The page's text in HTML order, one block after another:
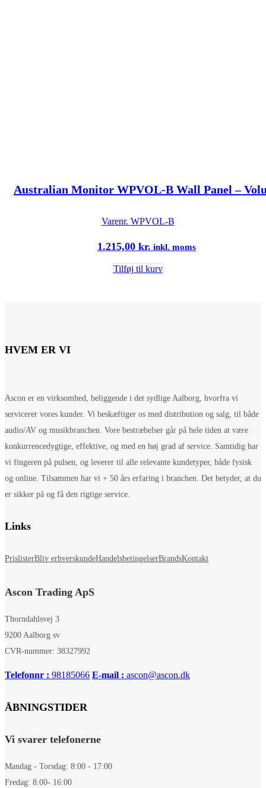
Australian Monitor WPVOL-B Wall Panel –
Varenr. WPVOL-B
1.215,00 kr. inkl. moms
Tilføj til kurv
HVEM ER VI
Ascon er en virksomhed, beliggende i det sydlige Aalborg, hvorfra vi
servicerer vores kunder. Vi beskæftiger os med distribution og salg, til både
audio/AV og musikbranchen. Vore bestræbelser går på hele tiden at være
konkurrencedygtige, effektive, og med en høj grad af service. Samtidig har
vi fingeren på pulsen, og leverer til alle relevante kundetyper, både fysisk
og online. Tilsammen har vi + 50 års erfaring i branchen. Det betyder, at du
er sikker på og få den rigtige service.
Links
PrislisterBliv erhverskundeHandelsbetingelserBrandsKontakt
Ascon Trading ApS
Thorndahlsvej 3
9200 Aalborg sv
CVR-nummer: 38327992
Telefonnr : 98185066 E-mail : ascon@ascon.dk
ÅBNINGSTIDER
Vi svarer telefonerne
Mandag - Torsdag: 8:00 - 17:00
Fredag: 8:00- 16:00